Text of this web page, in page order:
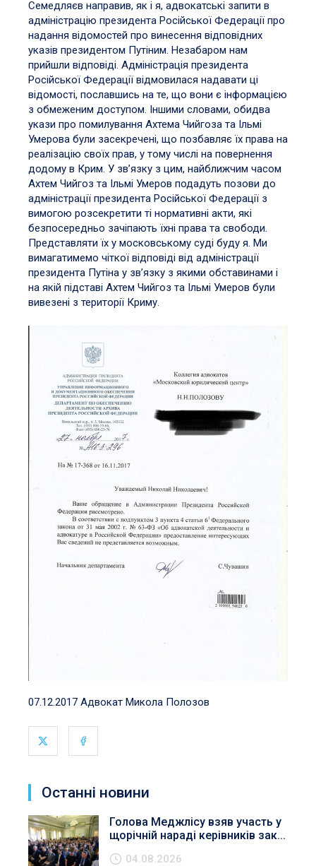
Семедляєв направив, як і я, адвокатські запити в
адміністрацію президента Російської Федерації про
надання відомостей про винесення відповідних
указів президентом Путіним. Незабаром нам
прийшли відповіді. Адміністрація президента
Російської Федерації відмовилася надавати ці
відомості, пославшись на те, що вони є інформацією
з обмеженим доступом. Іншими словами, обидва
укази про помилування Ахтема Чийгоза та Ільмі
Умерова були засекречені, що позбавляє їх права на
реалізацію своїх прав, у тому числі на повернення
додому в Крим. У зв’язку з цим, найближчим часом
Ахтем Чийгоз та Ільмі Умеров подадуть позови до
адміністрації президента Російської Федерації з
вимогою розсекретити ті нормативні акти, які
безпосередньо зачіпають їхні права та свободи.
Представляти їх у московському суді буду я. Ми
вимагатимемо чіткої відповіді від адміністрації
президента Путіна у зв’язку з якими обставинами і
на якій підставі Ахтем Чийгоз та Ільмі Умеров були
вивезені з території Криму.
07.12.2017 Адвокат Микола Полозов
Останні новини
Голова Меджлісу взяв участь у
щорічній нараді керівників зак...
04.08.2026